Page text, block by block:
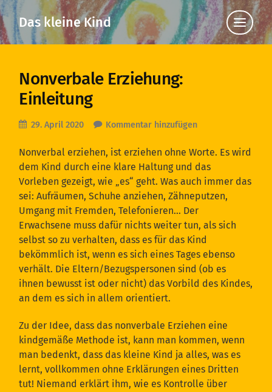
Das kleine Kind
Klicke
hier,
um
Nonverbale Erziehung:
Einleitung
29. April 2020 Kommentar hinzufügen
Nonverbal erziehen, ist erziehen ohne Worte. Es wird
dem Kind durch eine klare Haltung und das
Vorleben gezeigt, wie „es“ geht. Was auch immer das
sei: Aufräumen, Schuhe anziehen, Zähneputzen,
Umgang mit Fremden, Telefonieren… Der
Erwachsene muss dafür nichts weiter tun, als sich
selbst so zu verhalten, dass es für das Kind
bekömmlich ist, wenn es sich eines Tages ebenso
verhält. Die Eltern/Bezugspersonen sind (ob es
ihnen bewusst ist oder nicht) das Vorbild des Kindes,
an dem es sich in allem orientiert.
Zu der Idee, dass das nonverbale Erziehen eine
kindgemäße Methode ist, kann man kommen, wenn
man bedenkt, dass das kleine Kind ja alles, was es
lernt, vollkommen ohne Erklärungen eines Dritten
tut! Niemand erklärt ihm, wie es Kontrolle über